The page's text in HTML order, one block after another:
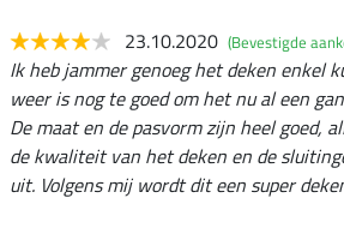
23.10.2020 (Bevestigde
Ik heb jammer genoeg het deken enkel
weer is nog te goed om het nu al een
De maat en de pasvorm zijn heel goed,
de kwaliteit van het deken en de
uit. Volgens mij wordt dit een super